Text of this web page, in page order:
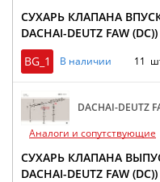
СУХАРЬ КЛАПАНА
DACHAI-DEUTZ FAW (DC))
BG_1
В наличии 11
DACHAI-DEUTZ
Аналоги и сопутствующие
СУХАРЬ КЛАПАНА
DACHAI-DEUTZ FAW (DC))